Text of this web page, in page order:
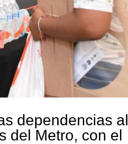
dependencias al
del Metro, con el